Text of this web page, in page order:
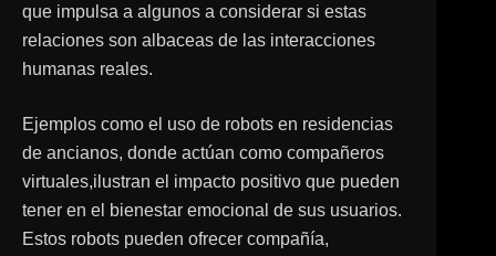
que impulsa a algunos a considerar si estas
relaciones son albaceas de las interacciones
humanas reales.
Ejemplos como el uso de robots en residencias
de ancianos, donde actúan como compañeros
virtuales,ilustran el impacto positivo que pueden
tener en el bienestar emocional de sus usuarios.
Estos robots pueden ofrecer compañía,